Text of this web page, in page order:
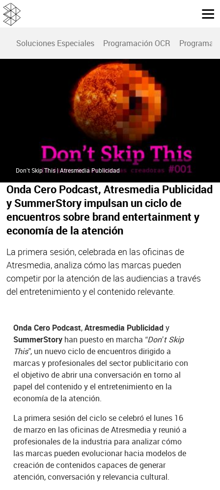
Soluciones Especiales Programación OCR
Onda Cero Podcast, Atresmedia Publicidad
y SummerStory impulsan un ciclo de
encuentros sobre brand entertainment y
economía de la atención
La primera sesión, celebrada en las oficinas de
Atresmedia, analiza cómo las marcas pueden
competir por la atención de las audiencias a través
del entretenimiento y el contenido relevante.
Don’t Skip This | Atresmedia Publicidad
Onda Cero Podcast,Atresmedia Publicidady
SummerStory han puesto en marcha “Don’t Skip
This”, un nuevo ciclo de encuentros dirigido a
marcas y profesionales del sector publicitario con
el objetivo de abrir una conversación en torno al
papel del contenido y el entretenimiento en la
economía de la atención.
La primera sesión del ciclo se celebró el lunes 16
de marzo en las oficinas de Atresmedia y reunió a
profesionales de la industria para analizar cómo
las marcas pueden evolucionar hacia modelos de
creación de contenidos capaces de generar
atención, conversación y relevancia cultural.